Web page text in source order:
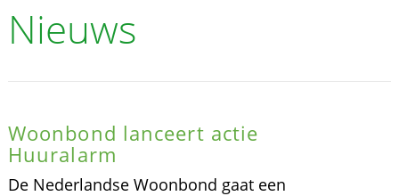
Nieuws
Woonbond lanceert actie
Huuralarm
De Nederlandse Woonbond gaat een